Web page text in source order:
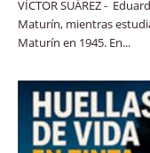
VÍCTOR SUÁREZ -
Maturín, mientras
Maturín en 1945. En...